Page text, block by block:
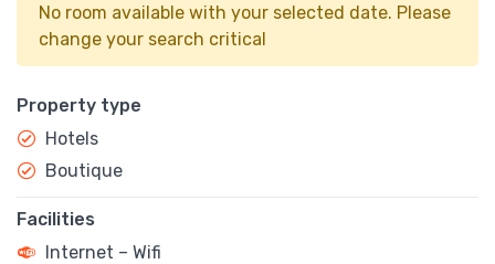
No room available with your selected date. Please
change your search critical
Property type
Hotels
Boutique
Facilities
Internet – Wifi